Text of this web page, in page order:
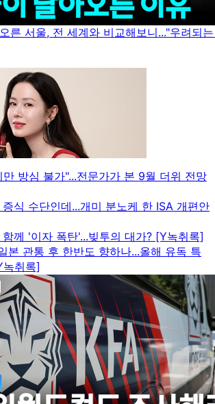
른 서울, 전 세계와 비교해보니..."우려되
만 방심 불가"...전문가가 본 9월 더위 전망
식 수단인데...개미 분노케 한 ISA 개편안
께 '이자 폭탄'...빚투의 대가? [Y녹취록]
본 관통 후 한반도 향하나...올해 유독 특
취록]